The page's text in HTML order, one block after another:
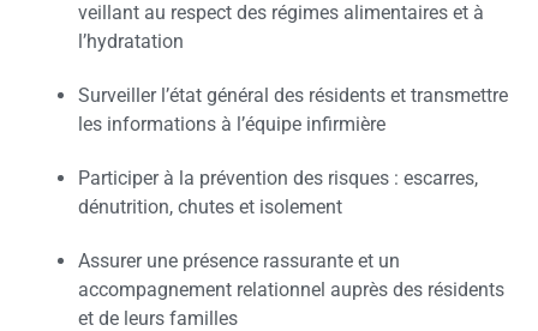
veillant au respect des régimes alimentaires et à
l’hydratation
Surveiller l’état général des résidents et transmettre
les informations à l’équipe infirmière
Participer à la prévention des risques : escarres,
dénutrition, chutes et isolement
Assurer une présence rassurante et un
accompagnement relationnel auprès des résidents
et de leurs familles